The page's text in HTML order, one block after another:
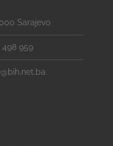
Sarajevo
498 959